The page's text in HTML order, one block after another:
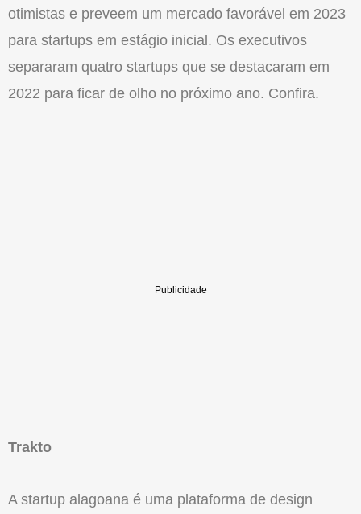
otimistas e preveem um mercado favorável em 2023
para startups em estágio inicial. Os executivos
separaram quatro startups que se destacaram em
2022 para ficar de olho no próximo ano. Confira.
Trakto
A startup alagoana é uma plataforma de design